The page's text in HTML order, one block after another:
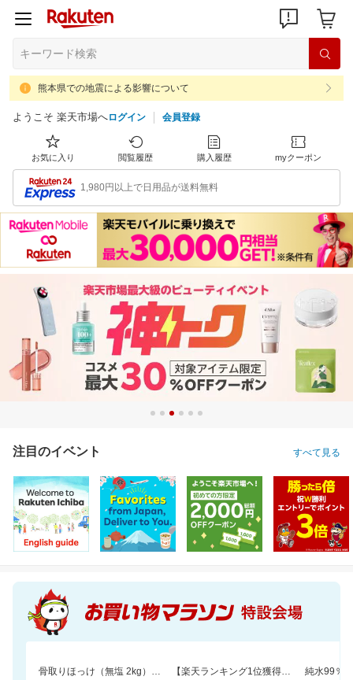
熊本県での地震による影響について
ようこそ 楽天市場へログイン 会員登録
お気に入り 閲覧履歴 購入履歴 myクーポン
1,980円以上で日用品が送料無料
注目のイベント すべて見る
骨取りほっけ（無塩 2kg）ソテーや煮つけにおすすめ【骨取り魚の飯田商店】 【楽天ランキング1位獲得！】靴下に貼れるお名前シール大容量66個 選べる3色セット